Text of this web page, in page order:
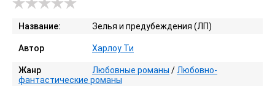
Название: Зелья и предубеждения (ЛП)
Автор Харлоу Ти
Жанр Любовные романы / Любовно-
фантастические романы